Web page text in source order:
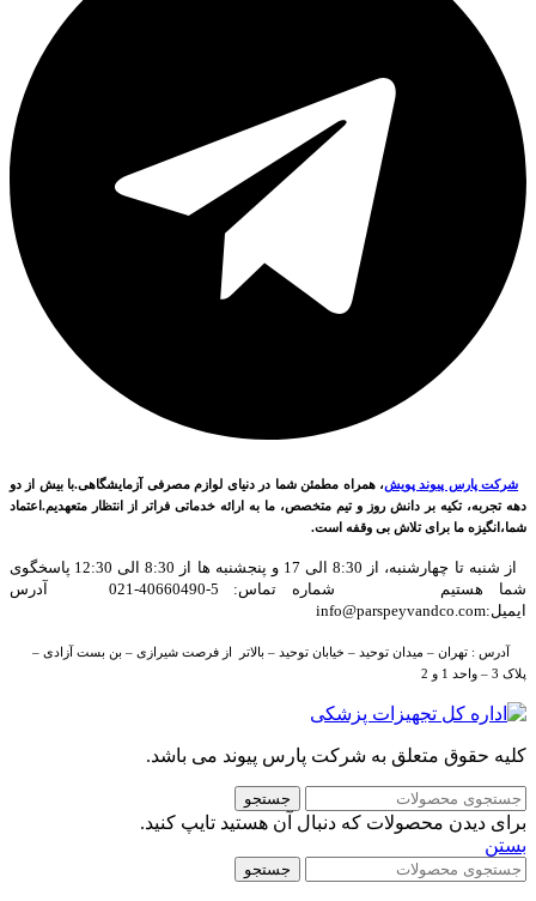
شرکت پارس پیوند پویش، همراه مطمئن شما در دنیای لوازم مصرفی آزمایشگاهی.با بیش از دو
دهه تجربه، تکیه بر دانش روز و تیم متخصص، ما به ارائه خدماتی فراتر از انتظار متعهدیم.اعتماد
شما،انگیزه ما برای تلاش بی وقفه است.
از شنبه تا چهارشنبه، از 8:30 الی 17 و پنجشنبه ها از 8:30 الی 12:30 پاسخگوی
شما هستیم شماره تماس: 5-40660490-021 آدرس
ایمیل:info@parspeyvandco.com
آدرس : تهران – میدان توحید – خیابان توحید – بالاتر از فرصت شیرازی – بن بست آزادی –
پلاک 3 – واحد 1 و 2
کلیه حقوق متعلق به شرکت پارس پیوند می باشد.
جستجو
برای دیدن محصولات که دنبال آن هستید تایپ کنید.
بستن
جستجو